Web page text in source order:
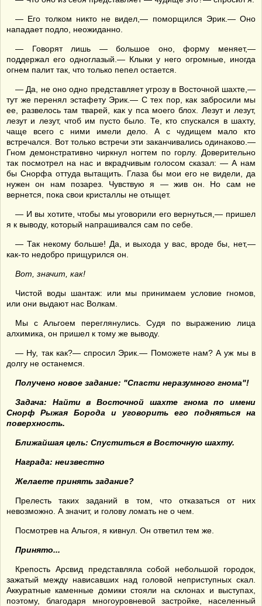
— Его толком никто не видел,— поморщился Эрик.— Оно
нападает подло, неожиданно.
— Говорят лишь — большое оно, форму меняет,—
поддержал его одноглазый.— Клыки у него огромные, иногда
огнем палит так, что только пепел остается.
— Да, не оно одно представляет угрозу в Восточной шахте,—
тут же перенял эстафету Эрик.— С тех пор, как забросили мы
ее, развелось там тварей, как у пса моего блох. Лезут и лезут,
лезут и лезут, чтоб им пусто было. Те, кто спускался в шахту,
чаще всего с ними имели дело. А с чудищем мало кто
встречался. Вот только встречи эти заканчивались одинаково.—
Гном демонстративно чиркнул ногтем по горлу. Доверительно
так посмотрел на нас и вкрадчивым голосом сказал: — А нам
бы Снорфа оттуда вытащить. Глаза бы мои его не видели, да
нужен он нам позарез. Чувствую я — жив он. Но сам не
вернется, пока свои кристаллы не отыщет.
— И вы хотите, чтобы мы уговорили его вернуться,— пришел
я к выводу, который напрашивался сам по себе.
— Так некому больше! Да, и выхода у вас, вроде бы, нет,—
как-то недобро прищурился он.
Вот, значит, как!
Чистой воды шантаж: или мы принимаем условие гномов,
или они выдают нас Волкам.
Мы с Альгоем переглянулись. Судя по выражению лица
алхимика, он пришел к тому же выводу.
— Ну, так как?— спросил Эрик.— Поможете нам? А уж мы в
долгу не останемся.
Получено новое задание: "Спасти неразумного гнома"!
Задача: Найти в Восточной шахте гнома по имени
Снорф Рыжая Борода и уговорить его подняться на
поверхность.
Ближайшая цель: Спуститься в Восточную шахту.
Награда: неизвестно
Желаете принять задание?
Прелесть таких заданий в том, что отказаться от них
невозможно. А значит, и голову ломать не о чем.
Посмотрев на Альгоя, я кивнул. Он ответил тем же.
Принято...
Крепость Арсвид представляла собой небольшой городок,
зажатый между нависавших над головой неприступных скал.
Аккуратные каменные домики стояли на склонах и выступах,
поэтому, благодаря многоуровневой застройке, населенный